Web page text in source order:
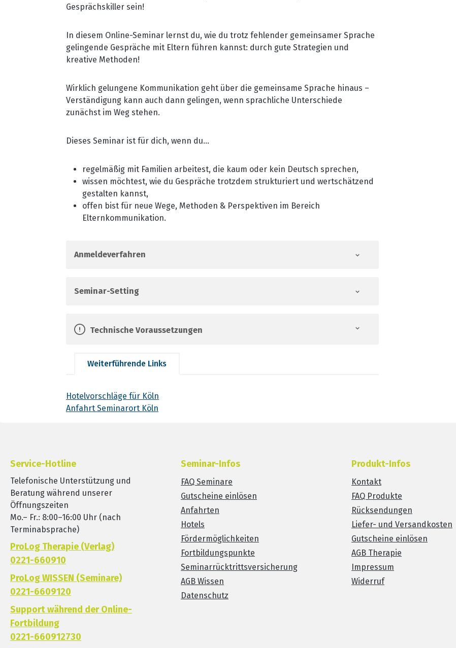
Gesprächskiller sein!
In diesem Online-Seminar lernst du, wie du trotz fehlender gemeinsamer Sprache
gelingende Gespräche mit Eltern führen kannst: durch gute Strategien und
kreative Methoden!
Wirklich gelungene Kommunikation geht über die gemeinsame Sprache hinaus –
Verständigung kann auch dann gelingen, wenn sprachliche Unterschiede
zunächst im Weg stehen.
Dieses Seminar ist für dich, wenn du...
regelmäßig mit Familien arbeitest, die kaum oder kein Deutsch sprechen,
wissen möchtest, wie du Gespräche trotzdem strukturiert und wertschätzend
gestalten kannst,
offen bist für neue Wege, Methoden & Perspektiven im Bereich
Elternkommunikation.
Anmeldeverfahren
Seminar-Setting
Technische Voraussetzungen
Weiterführende Links
Hotelvorschläge für Köln
Anfahrt Seminarort Köln
Service-Hotline
Telefonische Unterstützung und
Beratung während unserer
Öffnungszeiten
Mo.– Fr.: 8:00–16:00 Uhr (nach
Terminabsprache)
ProLog Therapie (Verlag)
0221-660910
ProLog WISSEN (Seminare)
0221-6609120
Support während der Online-
Fortbildung
0221-660912730
Seminar-Infos
FAQ Seminare
Gutscheine einlösen
Anfahrten
Hotels
Fördermöglichkeiten
Fortbildungspunkte
Seminarrücktrittsversicherung
AGB Wissen
Datenschutz
Produkt-Infos
Kontakt
FAQ Produkte
Rücksendungen
Liefer- und Versandkosten
Gutscheine einlösen
AGB Therapie
Impressum
Widerruf